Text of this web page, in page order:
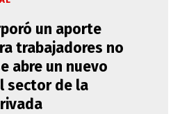
un aporte
trabajadores no
abre un nuevo
sector de la